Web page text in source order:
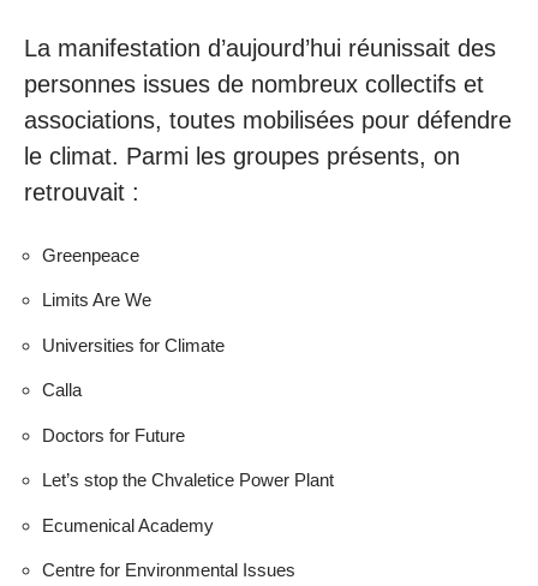
La manifestation d’aujourd’hui réunissait des
personnes issues de nombreux collectifs et
associations, toutes mobilisées pour défendre
le climat. Parmi les groupes présents, on
retrouvait :
Greenpeace
Limits Are We
Universities for Climate
Calla
Doctors for Future
Let’s stop the Chvaletice Power Plant
Ecumenical Academy
Centre for Environmental Issues